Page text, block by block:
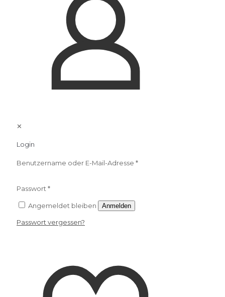
✕
Login
Benutzername oder E-Mail-Adresse *
Passwort *
Angemeldet bleiben Anmelden
Passwort vergessen?